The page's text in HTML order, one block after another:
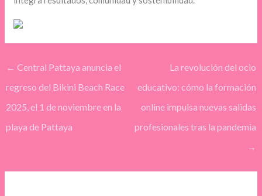
← Central Pattaya anuncia el
regreso del Bikini Beach Race
2025, el 1 de noviembre en la
playa de Pattaya
La revolución del ocio
educativo: cómo la formación
online impulsa nuevas salidas
profesionales tras la pandemia
→